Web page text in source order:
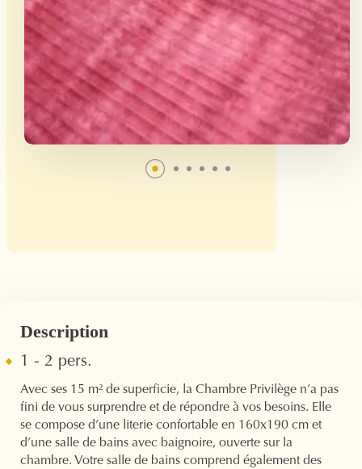
Description
1 - 2 pers.
Avec ses 15 m² de superficie, la Chambre Privilège n’a pas
fini de vous surprendre et de répondre à vos besoins. Elle
se compose d’une literie confortable en 160x190 cm et
d’une salle de bains avec baignoire, ouverte sur la
chambre. Votre salle de bains comprend également des